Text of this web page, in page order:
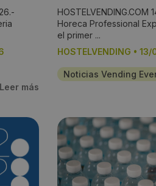
más
prioridades que
del sector Horeca
HOSTELVENDING.COM
Horeca Professional
el primer ...
HOSTELVENDING • 13/
Noticias Vending